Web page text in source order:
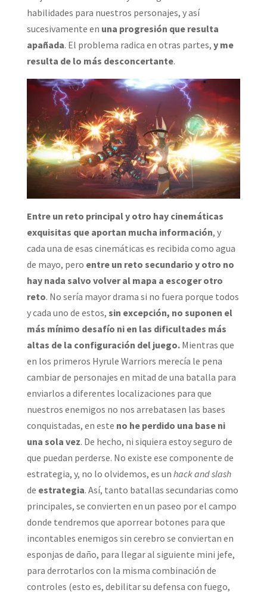
habilidades para nuestros personajes, y así
sucesivamente en una progresión que resulta
apañada. El problema radica en otras partes, y me
resulta de lo más desconcertante.
Entre un reto principal y otro hay cinemáticas
exquisitas que aportan mucha información, y
cada una de esas cinemáticas es recibida como agua
de mayo, pero entre un reto secundario y otro no
hay nada salvo volver al mapa a escoger otro
reto. No sería mayor drama si no fuera porque todos
y cada uno de estos, sin excepción, no suponen el
más mínimo desafío ni en las dificultades más
altas de la configuración del juego.Mientras que
en los primeros Hyrule Warriors merecía le pena
cambiar de personajes en mitad de una batalla para
enviarlos a diferentes localizaciones para que
nuestros enemigos no nos arrebatasen las bases
conquistadas, en este no he perdido una base ni
una sola vez. De hecho, ni siquiera estoy seguro de
que puedan perderse. No existe ese componente de
estrategia, y, no lo olvidemos, es un hack and slash
de estrategia. Así, tanto batallas secundarias como
principales, se convierten en un paseo por el campo
donde tendremos que aporrear botones para que
incontables enemigos sin cerebro se conviertan en
esponjas de daño, para llegar al siguiente mini jefe,
para derrotarlos con la misma combinación de
controles (esto es, debilitar su defensa con fuego,